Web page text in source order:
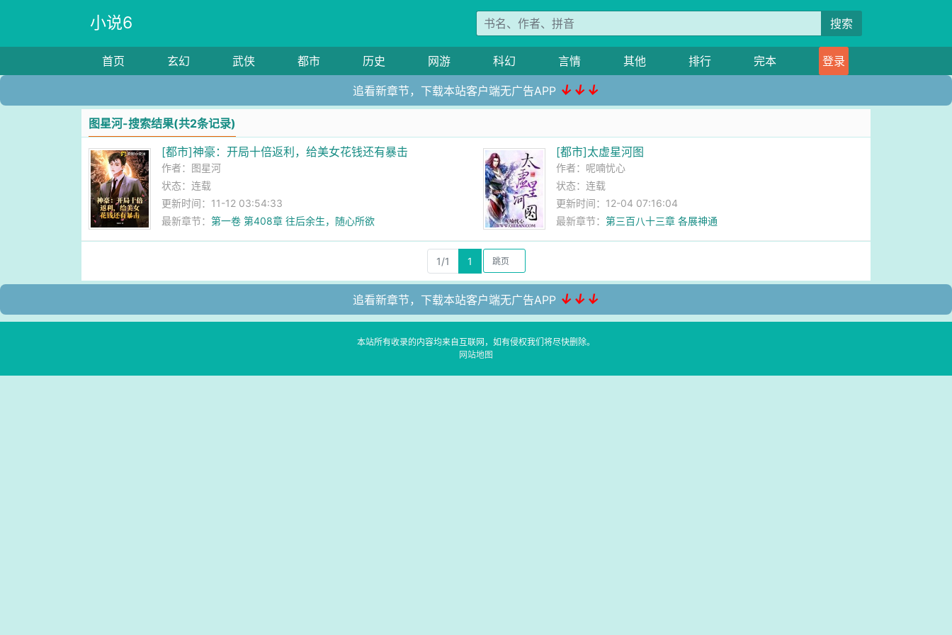
小说6 搜索
首页 玄幻 武侠 都市 历史 网游 科幻 言情 其他 排行 完本 登录
追看新章节，下载本站客户端无广告APP ↓↓↓
图星河-搜索结果(共2条记录)
[都市]神豪：开局十倍返利，给美女花钱还有暴击
作者： 图星河
状态：连载
更新时间：11-12 03:54:33
最新章节：第一卷 第408章 往后余生，随心所欲
[都市]太虚星河图
作者： 呢喃忧心
状态：连载
更新时间：12-04 07:16:04
最新章节： 第三百八十三章 各展神通
1/1 1
追看新章节，下载本站客户端无广告APP ↓↓↓
本站所有收录的内容均来自互联网，如有侵权我们将尽快删除。
网站地图